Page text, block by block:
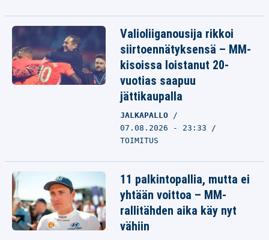
Valioliiganousija rikkoi
siirtoennätyksensä – MM-
kisoissa loistanut 20-
vuotias saapuu
jättikaupalla
JALKAPALLO
07.08.2026 - 23:33
TOIMITUS
11 palkintopallia, mutta ei
yhtään voittoa – MM-
rallitähden aika käy nyt
vähiin